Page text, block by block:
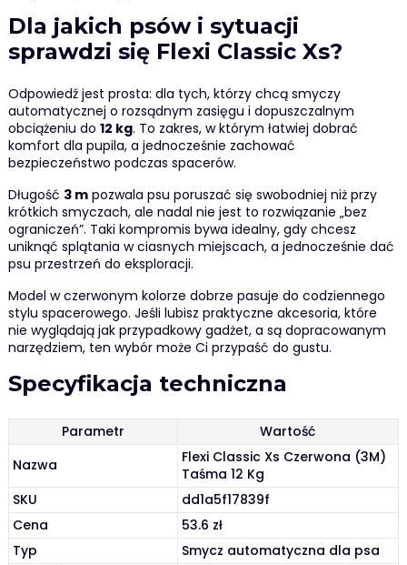
Dla jakich psów i sytuacji
sprawdzi się Flexi Classic Xs?
Odpowiedź jest prosta: dla tych, którzy chcą smyczy
automatycznej o rozsądnym zasięgu i dopuszczalnym
obciążeniu do 12 kg. To zakres, w którym łatwiej dobrać
komfort dla pupila, a jednocześnie zachować
bezpieczeństwo podczas spacerów.
Długość 3 mpozwala psu poruszać się swobodniej niż przy
krótkich smyczach, ale nadal nie jest to rozwiązanie „bez
ograniczeń”. Taki kompromis bywa idealny, gdy chcesz
uniknąć splątania w ciasnych miejscach, a jednocześnie dać
psu przestrzeń do eksploracji.
Model w czerwonym kolorze dobrze pasuje do codziennego
stylu spacerowego. Jeśli lubisz praktyczne akcesoria, które
nie wyglądają jak przypadkowy gadżet, a są dopracowanym
narzędziem, ten wybór może Ci przypaść do gustu.
Specyfikacja techniczna
Parametr
Wartość
Nazwa
Flexi Classic Xs Czerwona (3M)
Taśma 12 Kg
SKU
dd1a5f17839f
Cena
53.6 zł
Typ
Smycz automatyczna dla psa